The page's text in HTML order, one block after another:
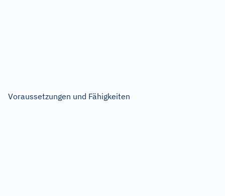
Voraussetzungen und Fähigkeiten